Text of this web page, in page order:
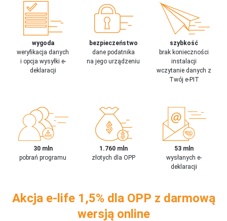
wygoda
weryfikacja danych
i opcja wysyłki e-
deklaracji
bezpieczeństwo
dane podatnika
na jego urządzeniu
szybkość
brak konieczności
instalacji
wczytanie danych z
Twój e-PIT
30 mln
pobrań programu
1.760 mln
złotych dla OPP
53 mln
wysłanych e-
deklaracji
Akcja e-life 1,5% dla OPP z darmową
wersją online